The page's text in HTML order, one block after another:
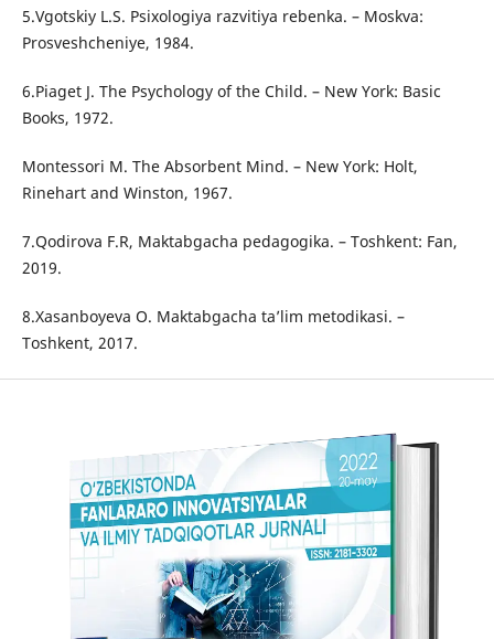
5.Vgotskiy L.S. Psixologiya razvitiya rebenka. – Moskva:
Prosveshcheniye, 1984.
6.Piaget J. The Psychology of the Child. – New York: Basic
Books, 1972.
Montessori M. The Absorbent Mind. – New York: Holt,
Rinehart and Winston, 1967.
7.Qodirova F.R, Maktabgacha pedagogika. – Toshkent: Fan,
2019.
8.Xasanboyeva O. Maktabgacha ta’lim metodikasi. –
Toshkent, 2017.